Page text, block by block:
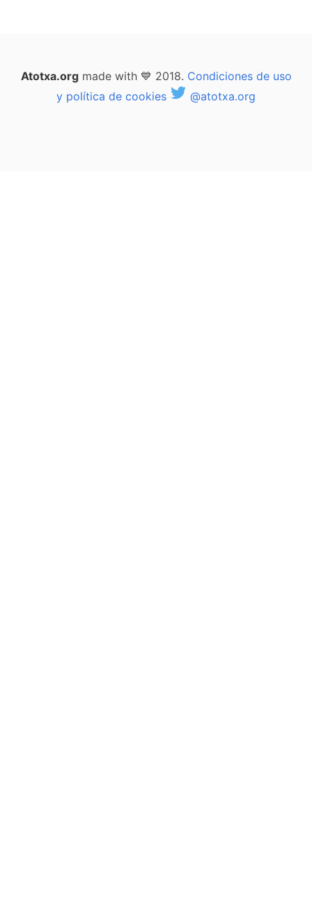
Atotxa.orgmade with 💙 2018. Condiciones de uso
y política de cookies
@atotxa.org